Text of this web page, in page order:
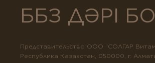
ББЗ ДӘРІ
Представительство ООО “СОЛГАР
Республика Казахстан, 050000, г.